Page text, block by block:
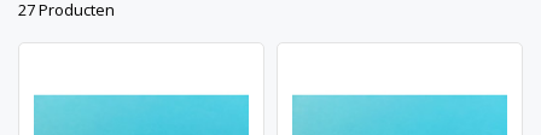
27 Producten